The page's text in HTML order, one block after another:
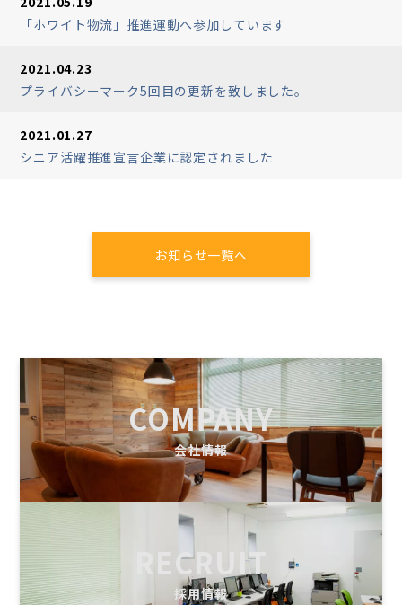
「ホワイト物流」推進運動へ参加しています
2021.04.23
プライバシーマーク5回目の更新を致しました。
2021.01.27
シニア活躍推進宣言企業に認定されました
お知らせ一覧へ
COMPANY
会社情報
RECRUIT
採用情報